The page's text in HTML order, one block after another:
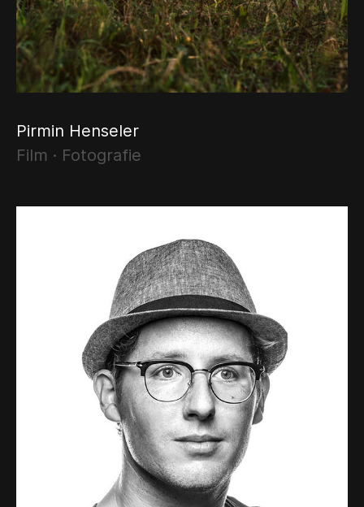
Pirmin Henseler
Film · Fotografie